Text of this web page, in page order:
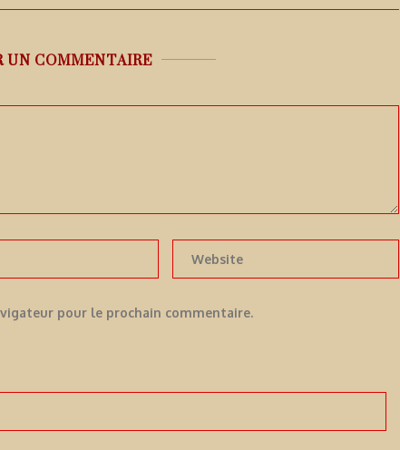
UN COMMENTAIRE
pour le prochain commentaire.